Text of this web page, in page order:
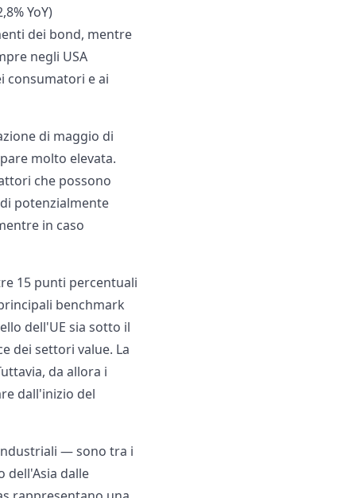
YoY)
dei bond, mentre
negli USA
consumatori e ai
di maggio di
molto elevata.
che possono
potenzialmente
in caso
15 punti percentuali
benchmark
dell'UE sia sotto il
dei settori value. La
da allora i
dall'inizio del
— sono tra i
dell'Asia dalle